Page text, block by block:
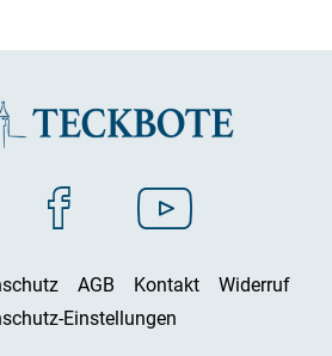
AGB Kontakt
Widerruf
Einstellungen